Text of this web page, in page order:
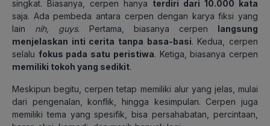
singkat. Biasanya, cerpen hanya terdiri dari 10.000 kata
saja. Ada pembeda antara cerpen dengan karya fiksi yang
lain nih, guys. Pertama, biasanya cerpen langsung
menjelaskan inti cerita tanpa basa-basi. Kedua, cerpen
selalu fokus pada satu peristiwa. Ketiga, biasanya cerpen
memiliki tokoh yang sedikit.
Meskipun begitu, cerpen tetap memiliki alur yang jelas, mulai
dari pengenalan, konflik, hingga kesimpulan. Cerpen juga
memiliki tema yang spesifik, bisa persahabatan, percintaan,